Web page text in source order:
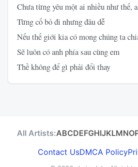
Chưa từng yêu một ai nhiều như thế,
Từng cố bỏ đi nhưng đâu dễ
Nếu thế giới kia có mong chúng ta
Sẽ luôn có anh phía sau cùng em
Thề không để gì phải đổi thay
All Artists:ABCDEFGHIJKLMNO
Contact UsDMCA Policy